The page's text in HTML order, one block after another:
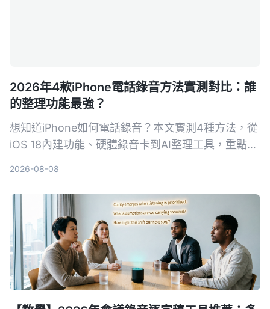
2026年4款iPhone電話錄音方法實測對比：誰
的整理功能最強？
想知道iPhone如何電話錄音？本文實測4種方法，從
iOS 18內建功能、硬體錄音卡到AI整理工具，重點比
2026-08-08